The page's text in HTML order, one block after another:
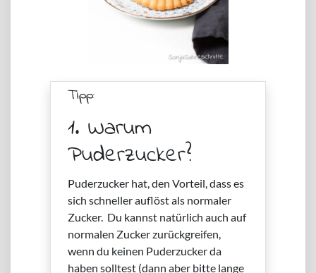
Tipp:
1. Warum
Puderzucker?
Puderzucker hat, den Vorteil, dass es
sich schneller auflöst als normaler
Zucker. Du kannst natürlich auch auf
normalen Zucker zurückgreifen,
wenn du keinen Puderzucker da
haben solltest (dann aber bitte lange